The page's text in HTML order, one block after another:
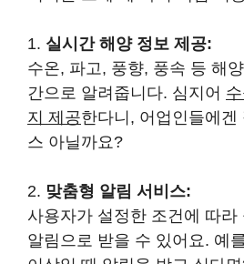
1. 실시간 해양 정보 제공:
수온, 파고, 풍향, 풍속 등 해
간으로 알려줍니다. 심지어
지 제공한다니, 어업인들에겐
스 아닐까요?
2. 맞춤형 알림 서비스:
사용자가 설정한 조건에 따라
알림으로 받을 수 있어요. 예